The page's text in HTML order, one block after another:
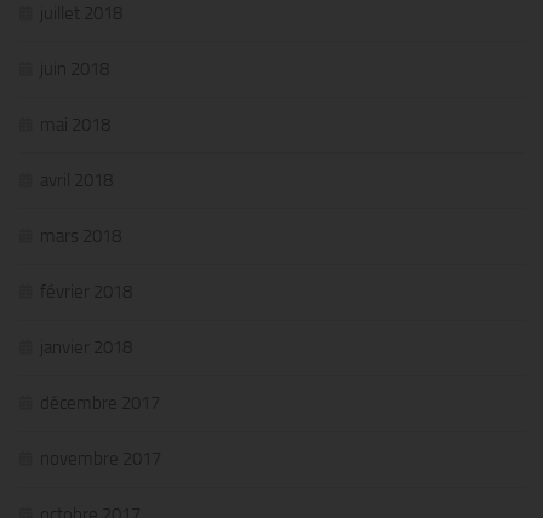
juillet 2018
juin 2018
mai 2018
avril 2018
mars 2018
février 2018
janvier 2018
décembre 2017
novembre 2017